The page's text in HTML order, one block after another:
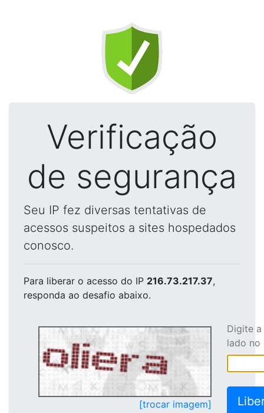
Verificação
de segurança
Seu IP fez diversas tentativas de
acessos suspeitos a sites hospedados
conosco.
Para liberar o acesso do IP 216.73.217.37,
responda ao desafio abaixo.
[trocar imagem]
Digite
lado no